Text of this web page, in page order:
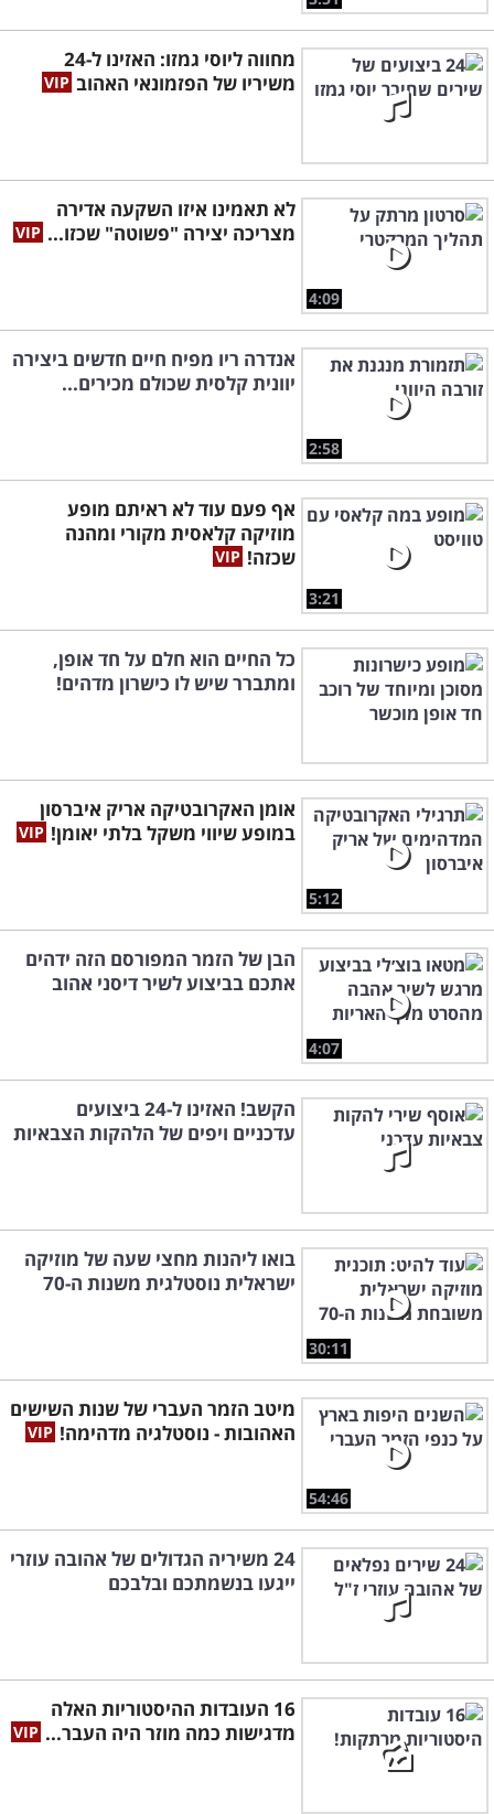
מחווה ליוסי גמזו: האזינו ל-24
משיריו של הפזמונאי האהוב
4:09
לא תאמינו איזו השקעה אדירה
מצריכה יצירה "פשוטה" שכזו...
2:58
אנדרה ריו מפיח חיים חדשים ביצירה
יוונית קלסית שכולם מכירים...
3:21
אף פעם עוד לא ראיתם מופע
מוזיקה קלאסית מקורי ומהנה
שכזה!
כל החיים הוא חלם על חד אופן,
ומתברר שיש לו כישרון מדהים!
5:12
אומן האקרובטיקה אריק איברסון
במופע שיווי משקל בלתי יאומן!
4:07
הבן של הזמר המפורסם הזה ידהים
אתכם בביצוע לשיר דיסני אהוב
הקשב! האזינו ל-24 ביצועים
עדכניים ויפים של הלהקות הצבאיות
30:11
בואו ליהנות מחצי שעה של מוזיקה
ישראלית נוסטלגית משנות ה-70
54:46
מיטב הזמר העברי של שנות השישים
האהובות - נוסטלגיה מדהימה!
24 משיריה הגדולים של אהובה עוזרי
ייגעו בנשמתכם ובלבכם
16 העובדות ההיסטוריות האלה
מדגישות כמה מוזר היה העבר...